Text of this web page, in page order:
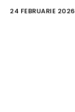
24 FEBRUARIE 2026